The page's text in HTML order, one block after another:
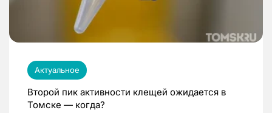
Актуальное
Второй пик активности клещей ожидается в
Томске — когда?